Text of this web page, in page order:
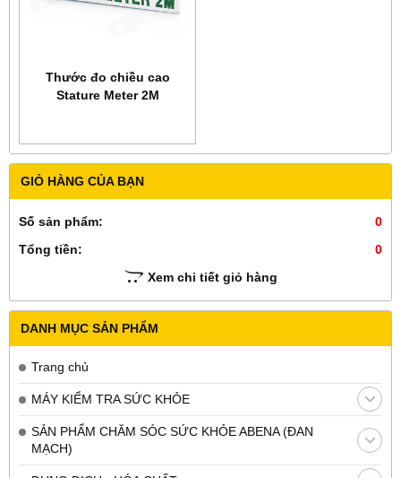
GIỎ HÀNG CỦA BẠN
Số sản phẩm:
0
Tổng tiền:
0
Xem chi tiết giỏ hàng
DANH MỤC SẢN PHẨM
Trang chủ
MÁY KIỂM TRA SỨC KHỎE
SẢN PHẨM CHĂM SÓC SỨC KHỎE ABENA (ĐAN
MẠCH)
Thước đo chiều cao
Stature Meter 2M